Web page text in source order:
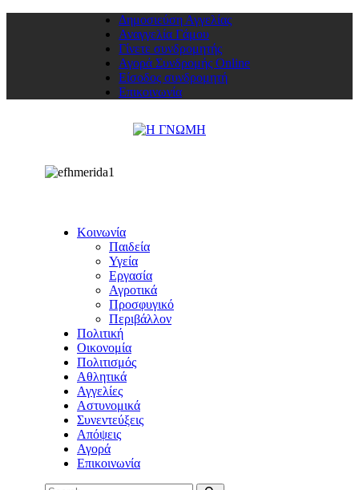
Δημοσιεύση Αγγελίας
Αναγγελία Γάμου
Γίνετε συνδρομητής
Αγορά Συνδρομής Online
Είσοδος συνδρομητή
Επικοινωνία
Κοινωνία
Παιδεία
Υγεία
Εργασία
Αγροτικά
Προσφυγικό
Περιβάλλον
Πολιτική
Οικονομία
Πολιτισμός
Αθλητικά
Αγγελίες
Αστυνομικά
Συνεντεύξεις
Απόψεις
Αγορά
Επικοινωνία